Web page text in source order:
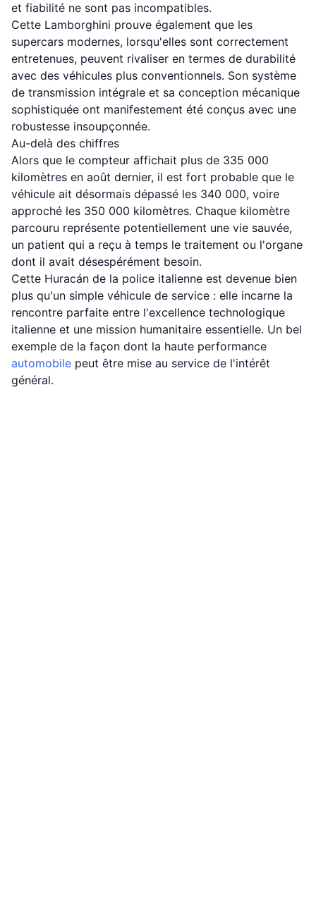
et fiabilité ne sont pas incompatibles.
Cette Lamborghini prouve également que les
supercars modernes, lorsqu'elles sont correctement
entretenues, peuvent rivaliser en termes de durabilité
avec des véhicules plus conventionnels. Son système
de transmission intégrale et sa conception mécanique
sophistiquée ont manifestement été conçus avec une
robustesse insoupçonnée.
Au-delà des chiffres
Alors que le compteur affichait plus de 335 000
kilomètres en août dernier, il est fort probable que le
véhicule ait désormais dépassé les 340 000, voire
approché les 350 000 kilomètres. Chaque kilomètre
parcouru représente potentiellement une vie sauvée,
un patient qui a reçu à temps le traitement ou l'organe
dont il avait désespérément besoin.
Cette Huracán de la police italienne est devenue bien
plus qu'un simple véhicule de service : elle incarne la
rencontre parfaite entre l'excellence technologique
italienne et une mission humanitaire essentielle. Un bel
exemple de la façon dont la haute performance
automobile peut être mise au service de l'intérêt
général.